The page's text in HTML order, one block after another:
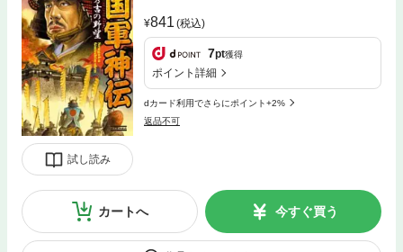
試し読み
841 (税込)
7pt獲得
ポイント詳細
dカード利用でさらにポイント+2%
返品不可
カートへ 今すぐ買う